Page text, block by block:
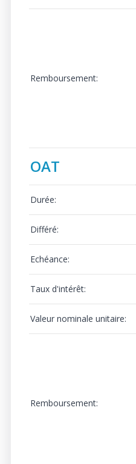
Remboursement:
OAT
Durée:
Différé:
Echéance:
Taux d'intérêt:
Valeur nominale unitaire:
Remboursement: